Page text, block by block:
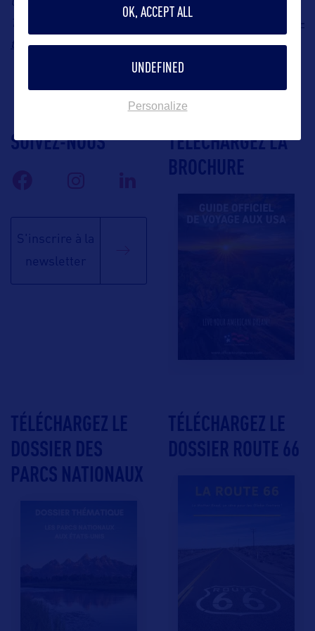
Contact : Orkestra Tourism, Représentation de l’Office de
Tourisme de l’Oregon en France, E-mail :
olivier@orkestra-
tourism.com, Site internet :https://traveloregon.com/
SUIVEZ-NOUS
S'inscrire à la
newsletter
TÉLÉCHARGEZ LA
BROCHURE
TÉLÉCHARGEZ LE
DOSSIER DES
PARCS NATIONAUX
TÉLÉCHARGEZ LE
DOSSIER ROUTE 66
OK, ACCEPT ALL
UNDEFINED
Personalize